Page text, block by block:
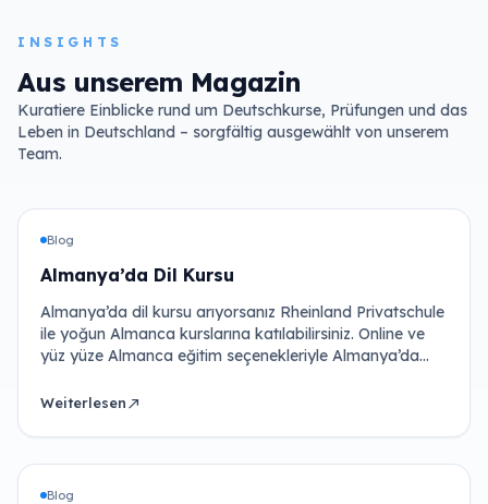
INSIGHTS
Aus unserem Magazin
Kuratiere Einblicke rund um Deutschkurse, Prüfungen und das
Leben in Deutschland – sorgfältig ausgewählt von unserem
Team.
Blog
Almanya’da Dil Kursu
Almanya’da dil kursu arıyorsanız Rheinland Privatschule
ile yoğun Almanca kurslarına katılabilirsiniz. Online ve
yüz yüze Almanca eğitim seçenekleriyle Almanya’da
Weiterlesennorth_east
Blog